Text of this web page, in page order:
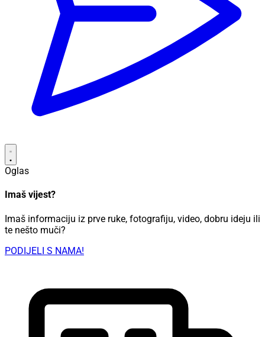
Oglas
Imaš vijest?
Imaš informaciju iz prve ruke, fotografiju, video, dobru ideju ili
te nešto muči?
PODIJELI S NAMA!